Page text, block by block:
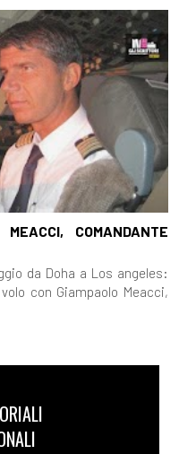
COMANDANTE
da Doha a Los angeles:
con Giampaolo Meacci,